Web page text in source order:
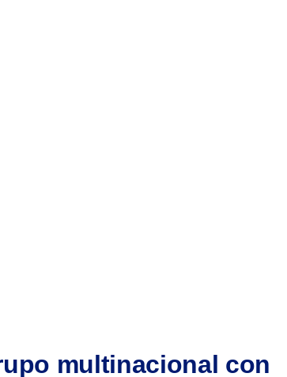
multinacional con